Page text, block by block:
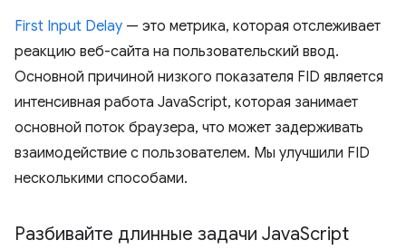
First Input Delay — это метрика, которая отслеживает
реакцию веб-сайта на пользовательский ввод.
Основной причиной низкого показателя FID является
интенсивная работа JavaScript, которая занимает
основной поток браузера, что может задерживать
взаимодействие с пользователем. Мы улучшили FID
несколькими способами.
Разбивайте длинные задачи JavaScript